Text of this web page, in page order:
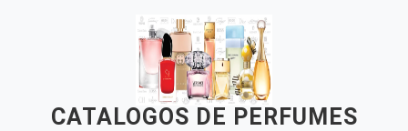
CATALOGOS DE PERFUMES